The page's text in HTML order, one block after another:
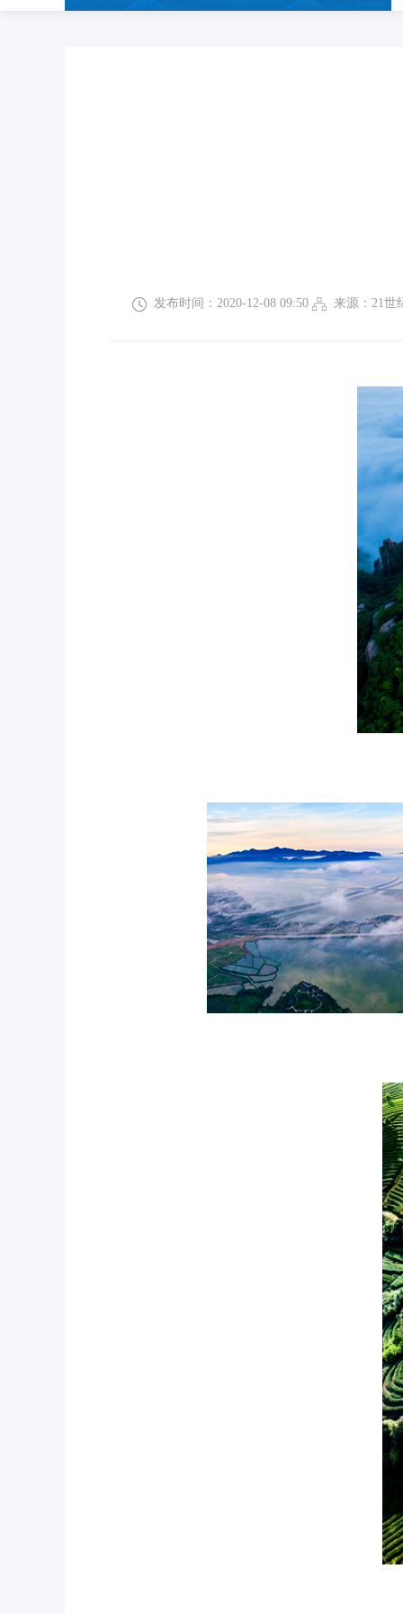
发布时间：2020-12-08 09:50 来源：21世